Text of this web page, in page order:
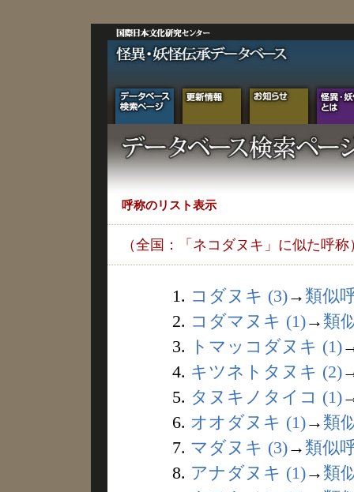
呼称のリスト表示
（全国：「ネコダヌキ」に似た呼称
1. コダヌキ (3)→ 類似
2. コダマヌキ (1)→ 類
3.
トマッコダヌキ (1)
4. キツネトタヌキ (2)
5. タヌキノタイコ (1)
6. オオダヌキ (1)→ 類
7. マダヌキ (3)→ 類似
8. アナダヌキ (1)→ 類